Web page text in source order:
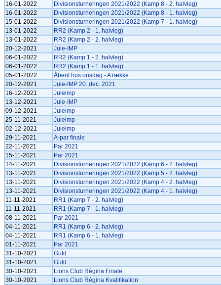
16-01-2022
Divisionsturneringen 2021/2022 (Kamp 8 - 2. halvleg)
16-01-2022
Divisionsturneringen 2021/2022 (Kamp 8 - 1. halvleg)
15-01-2022
Divisionsturneringen 2021/2022 (Kamp 7 - 1. halvleg)
13-01-2022
RR2 (Kamp 2 - 1. halvleg)
13-01-2022
RR2 (Kamp 2 - 2. halvleg)
20-12-2021
Jule-IMP
06-01-2022
RR2 (Kamp 1 - 2. halvleg)
06-01-2022
RR2 (Kamp 1 - 1. halvleg)
05-01-2022
Åbent hus onsdag - A række
20-12-2021
Jule-IMP 20. dec. 2021
16-12-2021
Juleimp
13-12-2021
Jule-IMP
09-12-2021
Juleimp
25-11-2021
Juleimp
02-12-2021
Juleimp
29-11-2021
A-par finale
22-11-2021
Par 2021
15-11-2021
Par 2021
14-11-2021
Divisionsturneringen 2021/2022 (Kamp 6 - 2. halvleg)
13-11-2021
Divisionsturneringen 2021/2022 (Kamp 5 - 2. halvleg)
13-11-2021
Divisionsturneringen 2021/2022 (Kamp 4 - 2. halvleg)
13-11-2021
Divisionsturneringen 2021/2022 (Kamp 4 - 1. halvleg)
11-11-2021
RR1 (Kamp 7 - 2. halvleg)
11-11-2021
RR1 (Kamp 7 - 1. halvleg)
08-11-2021
Par 2021
04-11-2021
RR1 (Kamp 6 - 2. halvleg)
04-11-2021
RR1 (Kamp 6 - 1. halvleg)
01-11-2021
Par 2021
31-10-2021
Guld
31-10-2021
Guld
30-10-2021
Lions Club Régina Finale
30-10-2021
Lions Club Régina Kvalifikation